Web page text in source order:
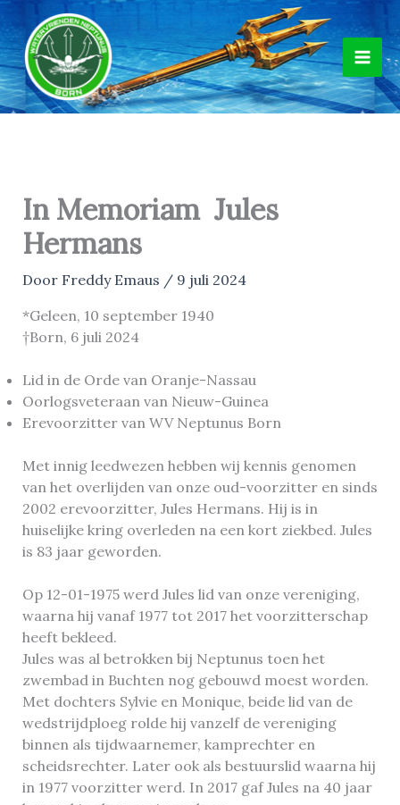
naar
de
inhoud
In Memoriam Jules
Hermans
Door Freddy Emaus / 9 juli 2024
*Geleen, 10 september 1940
†Born, 6 juli 2024
Lid in de Orde van Oranje-Nassau
Oorlogsveteraan van Nieuw-Guinea
Erevoorzitter van WV Neptunus Born
Met innig leedwezen hebben wij kennis genomen
van het overlijden van onze oud-voorzitter en sinds
2002 erevoorzitter, Jules Hermans. Hij is in
huiselijke kring overleden na een kort ziekbed. Jules
is 83 jaar geworden.
Op 12-01-1975 werd Jules lid van onze vereniging,
waarna hij vanaf 1977 tot 2017 het voorzitterschap
heeft bekleed.
Jules was al betrokken bij Neptunus toen het
zwembad in Buchten nog gebouwd moest worden.
Met dochters Sylvie en Monique, beide lid van de
wedstrijdploeg rolde hij vanzelf de vereniging
binnen als tijdwaarnemer, kamprechter en
scheidsrechter. Later ook als bestuurslid waarna hij
in 1977 voorzitter werd. In 2017 gaf Jules na 40 jaar